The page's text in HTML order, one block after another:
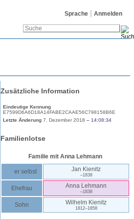
Sprache Anmelden
Zusätzliche Information
Eindeutige Kennung
E7599D6A6D18A14FABE2CAAE56C798158B6E
Letzte Änderung 7. Dezember 2018 – 14:08:34
Familienlotse
Familie mit Anna Lehmann
er selbst Jan Kienitz
–1838
Ehefrau Anna Lehmann
–1838
Sohn Wilhelm Kienitz
1812–1858